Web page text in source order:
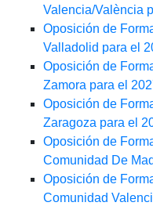
Valencia/València
Oposición de
Valladolid para el
Oposición de
Zamora para el
Oposición de
Zaragoza para el
Oposición de
Comunidad De
Oposición de
Comunidad